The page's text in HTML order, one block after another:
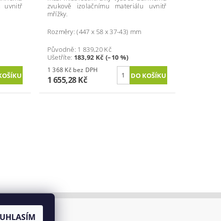
uvnitř
zvukově izolačnímu materiálu uvnitř
mřížky.
Rozměry: (447 x 58 x 37-43) mm
Původně: 1 839,20 Kč
Ušetříte: 183,92 Kč (–10 %)
1 368 Kč bez DPH
1 655,28 Kč
2012 Sb.